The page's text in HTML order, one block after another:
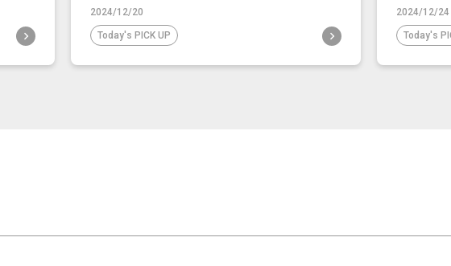
2024/12/20
Today's PICK UP
2024/12/24
Today's